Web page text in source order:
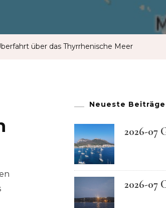
über das Thyrrhenische Meer
Neueste Beiträge
2026-07
2026-07